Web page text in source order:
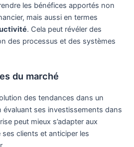
les bénéfices apportés non
mais aussi en termes
. Cela peut révéler des
des processus et des systèmes
du marché
des tendances dans un
évaluant ses investissements dans
peut mieux s’adapter aux
clients et anticiper les